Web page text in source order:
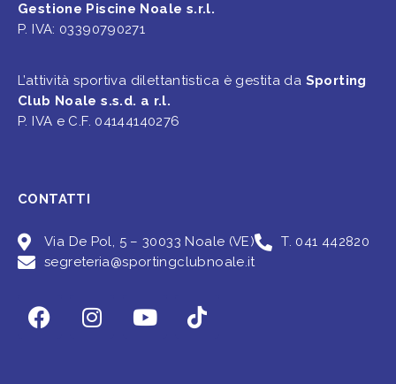
Gestione Piscine Noale s.r.l.
P. IVA: 03390790271
L’attività sportiva dilettantistica è gestita da Sporting
Club Noale s.s.d. a r.l.
P. IVA e C.F. 04144140276
CONTATTI
Via De Pol, 5 – 30033 Noale (VE)
T. 041 442820
segreteria@sportingclubnoale.it